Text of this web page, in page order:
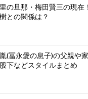
の旦那・梅田賢三の現在
との関係は？
(冨永愛の息子)の父親や
下などスタイルまとめ